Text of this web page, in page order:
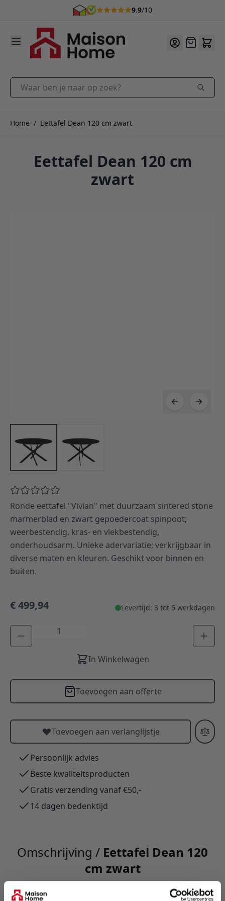
9.9/10
Ga naar de inhoud
Offerte
Waar ben je naar op zoek?
Home / Eettafel Dean 120 cm zwart
Eettafel Dean 120 cm
zwart
Ronde eettafel "Vivian" met duurzaam sintered stone
marmerblad en zwart gepoedercoat spinpoot;
weerbestendig, kras- en vlekbestendig,
onderhoudsarm. Unieke adervariatie; verkrijgbaar in
diverse maten en kleuren. Geschikt voor binnen en
buiten.
€ 499,94 Levertijd: 3 tot 5 werkdagen
Aantal
In Winkelwagen
Toevoegen aan offerte
Toevoegen aan verlanglijstje
Persoonlijk advies
Beste kwaliteitsproducten
Gratis verzending vanaf €50,-
14 dagen bedenktijd
Omschrijving / Eettafel Dean 120
cm zwart